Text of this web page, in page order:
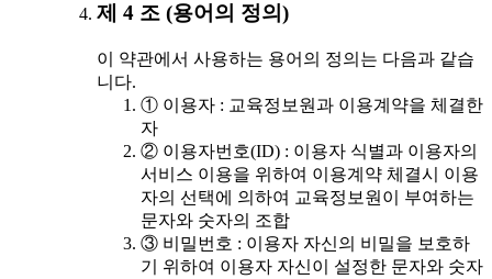
제 4 조 (용어의 정의)
이 약관에서 사용하는 용어의 정의는 다음과 같습
니다.
① 이용자 : 교육정보원과 이용계약을 체결한
자
② 이용자번호(ID) : 이용자 식별과 이용자의
서비스 이용을 위하여 이용계약 체결시 이용
자의 선택에 의하여 교육정보원이 부여하는
문자와 숫자의 조합
③ 비밀번호 : 이용자 자신의 비밀을 보호하
기 위하여 이용자 자신이 설정한 문자와 숫자